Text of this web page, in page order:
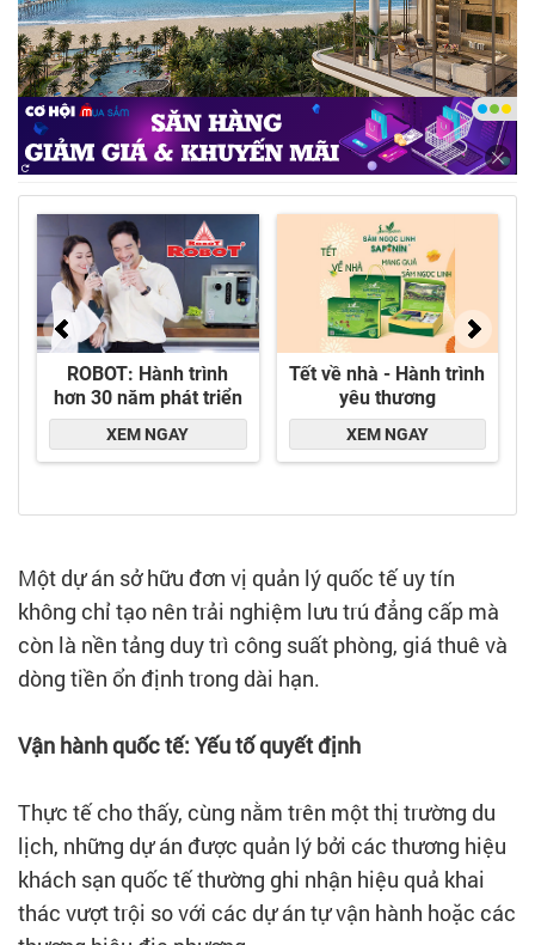
Tầm nhìn view biển 270 độ tại The Indochine at
Meliá Hồ Tràm - Ảnh: DNCC
Một dự án sở hữu đơn vị quản lý quốc tế uy tín
không chỉ tạo nên trải nghiệm lưu trú đẳng cấp mà
còn là nền tảng duy trì công suất phòng, giá thuê và
dòng tiền ổn định trong dài hạn.
Vận hành quốc tế: Yếu tố quyết định
Thực tế cho thấy, cùng nằm trên một thị trường du
lịch, những dự án được quản lý bởi các thương hiệu
khách sạn quốc tế thường ghi nhận hiệu quả khai
thác vượt trội so với các dự án tự vận hành hoặc các